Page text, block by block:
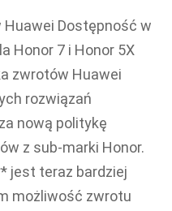
Dostępność w
Honor 7 i Honor 5X
zwrotów Huawei
rozwiązań
nową politykę
z sub-marki Honor.
jest teraz bardziej
możliwość zwrotu